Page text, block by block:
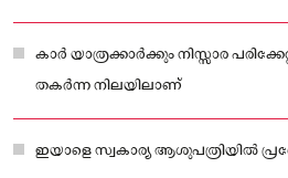
ഇടിക്കുകയായിരുന്നു
കാര്‍ യാത്രക്കാര്‍ക്കും നിസ്സാര
തകര്‍ന്ന നിലയിലാണ്
ഇയാളെ സ്വകാര്യ ആശുപത്രിയില്‍